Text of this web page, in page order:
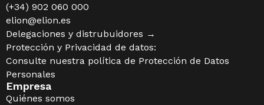
(+34) 902 060 000
elion@elion.es
Delegaciones y distrubuidores →
Protección y Privacidad de datos:
Consulte nuestra política de Protección de Datos
Personales
Empresa
Quiénes somos